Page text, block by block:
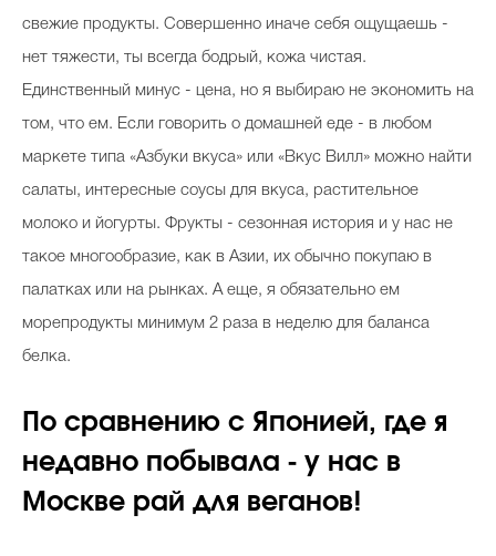
свежие продукты. Совершенно иначе себя ощущаешь -
нет тяжести, ты всегда бодрый, кожа чистая.
Единственный минус - цена, но я выбираю не экономить на
том, что ем. Если говорить о домашней еде - в любом
маркете типа «Азбуки вкуса» или «Вкус Вилл» можно найти
салаты, интересные соусы для вкуса, растительное
молоко и йогурты. Фрукты - сезонная история и у нас не
такое многообразие, как в Азии, их обычно покупаю в
палатках или на рынках. А еще, я обязательно ем
морепродукты минимум 2 раза в неделю для баланса
белка.
По сравнению с Японией, где я
недавно побывала - у нас в
Москве рай для веганов!